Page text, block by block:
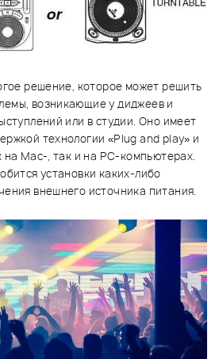
решение, которое может решить
возникающие у диджеев и
или в студии. Оно имеет
технологии «Plug and play» и
на Mac-, так и на PC-компьютерах.
установки каких-либо
внешнего источника питания.